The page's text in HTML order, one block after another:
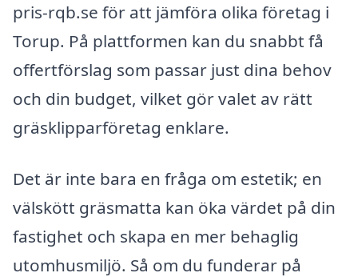
pris-rqb.se för att jämföra olika företag i
Torup. På plattformen kan du snabbt få
offertförslag som passar just dina behov
och din budget, vilket gör valet av rätt
gräsklipparföretag enklare.
Det är inte bara en fråga om estetik; en
välskött gräsmatta kan öka värdet på din
fastighet och skapa en mer behaglig
utomhusmiljö. Så om du funderar på